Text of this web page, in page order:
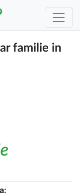
familie in